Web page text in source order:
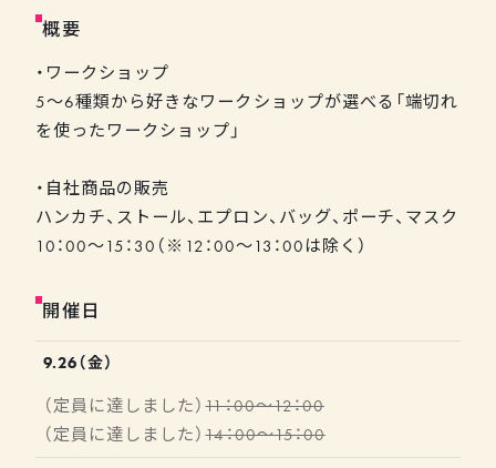
概要
・ワークショップ
5〜6種類から好きなワークショップが選べる「端切れ
を使ったワークショップ」
・自社商品の販売
ハンカチ、ストール、エプロン、バッグ、ポーチ、マスク
10：00～15：30（※12：00～13：00は除く）
開催日
9.26（金）
11：00～12：00
14：00～15：00